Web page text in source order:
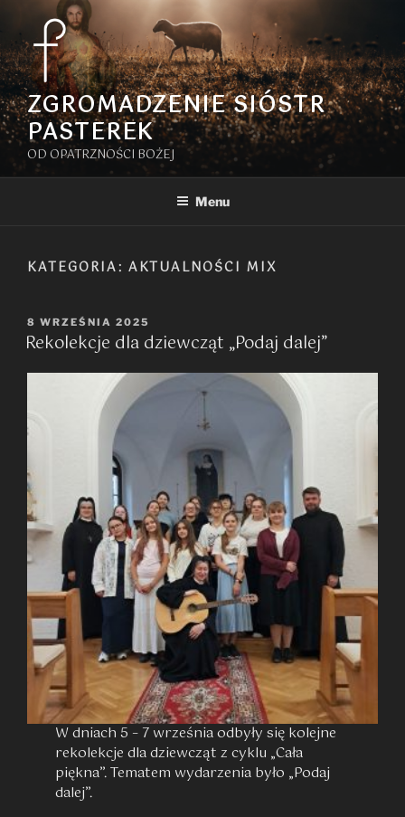
Przejdź
treści
ZGROMADZENIE SIÓSTR
PASTEREK
OD OPATRZNOŚCI BOŻEJ
Menu
KATEGORIA: AKTUALNOŚCI MIX
OPUBLIKOWANE
W
8 WRZEŚNIA 2025
Rekolekcje dla dziewcząt „Podaj dalej”
W dniach 5 – 7 września odbyły się kolejne
rekolekcje dla dziewcząt z cyklu „Cała
piękna”. Tematem wydarzenia było „Podaj
dalej”.